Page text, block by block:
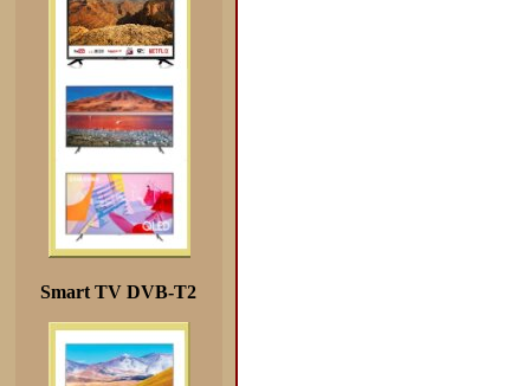
Smart TV DVB-T2